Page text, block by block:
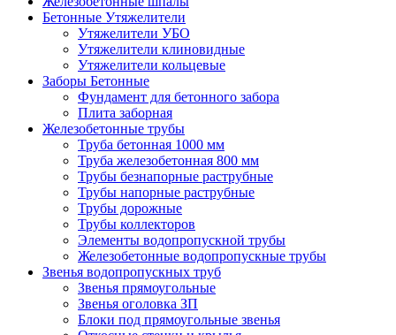
Бетонные Утяжелители
Утяжелители УБО
Утяжелители клиновидные
Утяжелители кольцевые
Заборы Бетонные
Фундамент для бетонного забора
Плита заборная
Железобетонные трубы
Труба бетонная 1000 мм
Труба железобетонная 800 мм
Трубы безнапорные раструбные
Трубы напорные раструбные
Трубы дорожные
Трубы коллекторов
Элементы водопропускной трубы
Железобетонные водопропускные трубы
Звенья водопропускных труб
Звенья прямоугольные
Звенья оголовка ЗП
Блоки под прямоугольные звенья